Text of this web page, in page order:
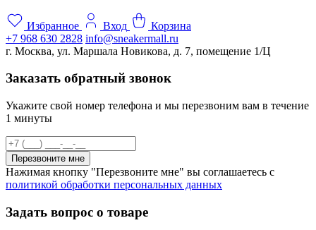
Избранное Вход
Корзина
+7 968 630 2828 info@sneakermall.ru
г. Москва, ул. Маршала Новикова, д. 7, помещение 1/Ц
Заказать обратный звонок
Укажите свой номер телефона и мы перезвоним вам в течение
1 минуты
Перезвоните мне
Нажимая кнопку "Перезвоните мне" вы соглашаетесь с
политикой обработки персональных данных
Задать вопрос о товаре